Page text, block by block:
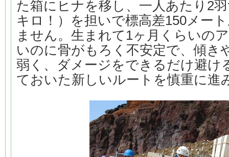
た箱にヒナを移し、一人あたり2
キロ！）を担いで標高差150メー
ません。生まれて1ヶ月くらいの
いのに骨がもろく不安定で、傾き
弱く、ダメージをできるだけ避け
ておいた新しいルートを慎重に進